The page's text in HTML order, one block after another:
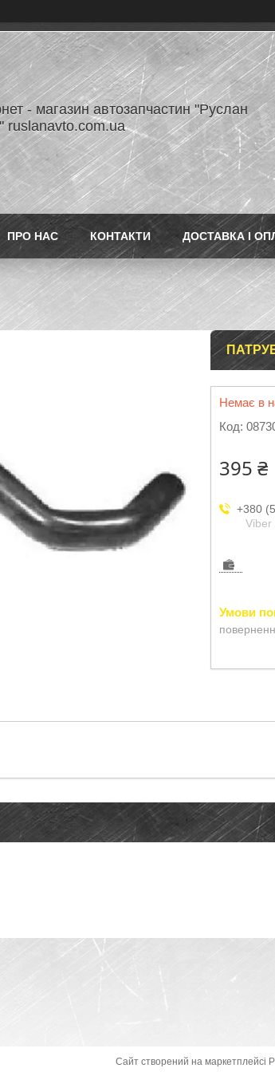
- магазин автозапчастин "Руслан
ruslanavto.com.ua
ПРО НАС КОНТАКТИ ДОСТАВКА І
Немає в
Код:
395 ₴
+380
Viber
Сайт створений на маркетплейсі